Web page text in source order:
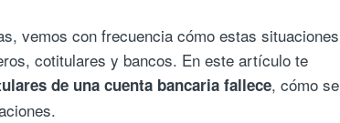
vemos con frecuencia cómo estas situaciones
cotitulares y bancos. En este artículo te
de una cuenta bancaria fallece, cómo se